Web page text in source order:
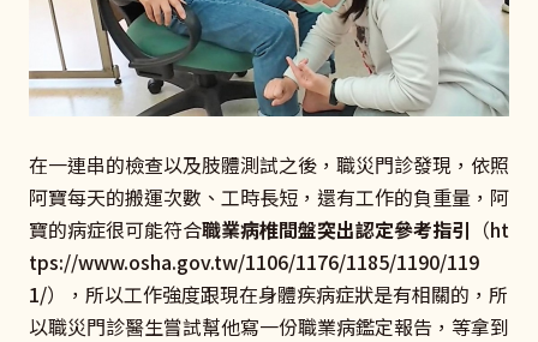
在一連串的檢查以及肢體測試之後，職災門診發現，依照
阿寶每天的搬運次數、工時長短，還有工作的負重量，阿
寶的病症很可能符合職業病椎間盤突出認定參考指引 （ht
tps://www.osha.gov.tw/1106/1176/1185/1190/119
1/），所以工作強度跟現在身體疾病症狀是有相關的，所
以職災門診醫生嘗試幫他寫一份職業病鑑定報告，等拿到